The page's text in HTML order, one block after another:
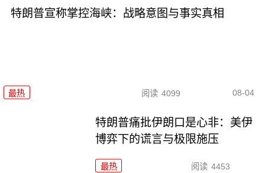
特朗普宣称掌控海峡：战略意图与事实真相
最热 阅读 4099 08-04
特朗普痛批伊朗口是心非：美伊
博弈下的谎言与极限施压
最热 阅读 4453